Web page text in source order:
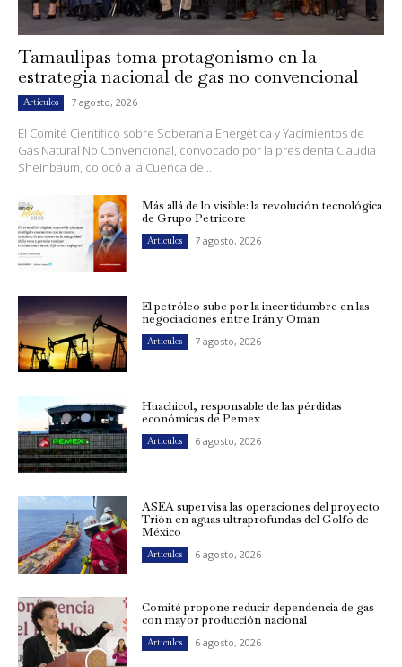
Tamaulipas toma protagonismo en la
estrategia nacional de gas no convencional
Artículos 7 agosto, 2026
El Comité Científico sobre Soberanía Energética y Yacimientos de
Gas Natural No Convencional, convocado por la presidenta Claudia
Sheinbaum, colocó a la Cuenca de...
Más allá de lo visible: la revolución tecnológica
de Grupo Petricore
Artículos 7 agosto, 2026
El petróleo sube por la incertidumbre en las
negociaciones entre Irán y Omán
Artículos 7 agosto, 2026
Huachicol, responsable de las pérdidas
económicas de Pemex
Artículos 6 agosto, 2026
ASEA supervisa las operaciones del proyecto
Trión en aguas ultraprofundas del Golfo de
México
Artículos 6 agosto, 2026
Comité propone reducir dependencia de gas
con mayor producción nacional
Artículos 6 agosto, 2026